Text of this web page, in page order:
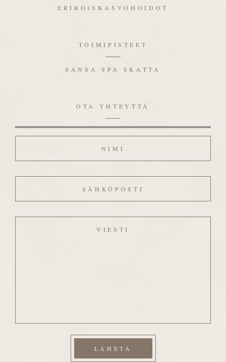
ERIKOISKASVOHOIDOT
TOIMIPISTEET
SANSA SPA SKATTA
OTA YHTEYTTÄ
Nimi
Sähköposti
Viesti